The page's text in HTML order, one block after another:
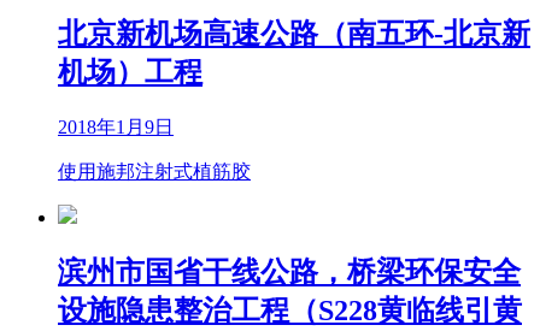
北京新机场高速公路（南五环-北京新
机场）工程
2018年1月9日
使用施邦注射式植筋胶
滨州市国省干线公路，桥梁环保安全
设施隐患整治工程（S228黄临线引黄